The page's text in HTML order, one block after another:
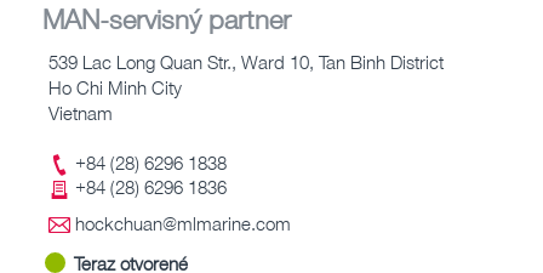
MAN-servisný partner
539 Lac Long Quan Str., Ward 10, Tan Binh District
Ho Chi Minh City
Vietnam
+84 (28) 6296 1838
+84 (28) 6296 1836
hockchuan@mlmarine.com
Teraz otvorené